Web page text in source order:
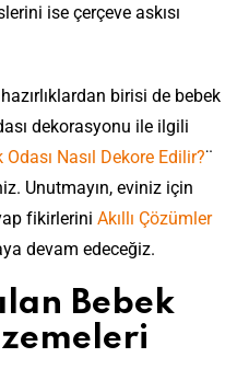
ise çerçeve askısı
birisi de bebek
dekorasyonu ile ilgili
Odası Nasıl Dekore Edilir?¨
Unutmayın, eviniz için
fikirlerini Akıllı Çözümler
devam edeceğiz.
Bebek